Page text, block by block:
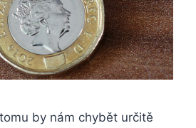
by nám chybět určitě